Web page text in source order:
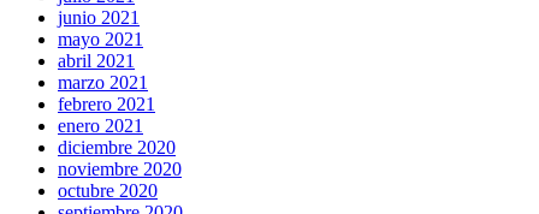
junio 2021
mayo 2021
abril 2021
marzo 2021
febrero 2021
enero 2021
diciembre 2020
noviembre 2020
octubre 2020